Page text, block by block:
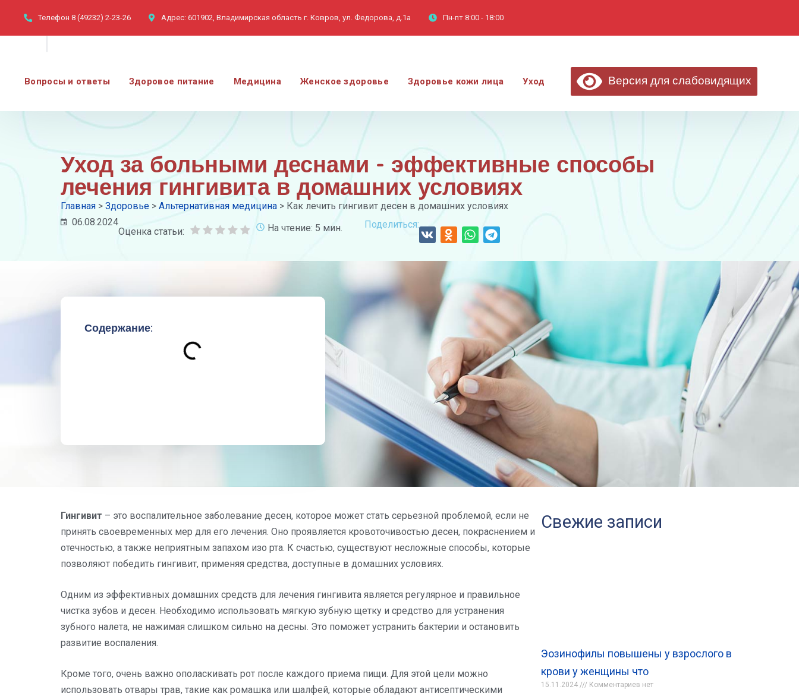
Телефон 8 (49232) 2-23-26 Адрес: 601902, Владимирская область г. Ковров, ул. Федорова, д.1а Пн-пт 8:00 - 18:00
Вопросы и ответы Здоровое питание Медицина Женское здоровье Здоровье кожи лица Уход Версия для слабовидящих
Уход за больными деснами - эффективные способы
лечения гингивита в домашних условиях
Главная > Здоровье > Альтернативная медицина > Как лечить гингивит десен в домашних условиях
06.08.2024
Оценка статьи:
На чтение: 5 мин. Поделиться:
Содержание:
Гингивит – это воспалительное заболевание десен, которое может стать серьезной проблемой, если не
принять своевременных мер для его лечения. Оно проявляется кровоточивостью десен, покраснением и
отечностью, а также неприятным запахом изо рта. К счастью, существуют несложные способы, которые
позволяют победить гингивит, применяя средства, доступные в домашних условиях.
Одним из эффективных домашних средств для лечения гингивита является регулярное и правильное
чистка зубов и десен. Необходимо использовать мягкую зубную щетку и средство для устранения
зубного налета, не нажимая слишком сильно на десны. Это поможет устранить бактерии и остановить
развитие воспаления.
Кроме того, очень важно ополаскивать рот после каждого приема пищи. Для этой цели можно
использовать отвары трав, такие как ромашка или шалфей, которые обладают антисептическими
Свежие записи
Эозинофилы повышены у взрослого в
крови у женщины что
15.11.2024 Комментариев нет